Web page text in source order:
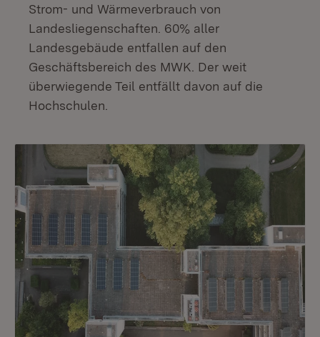
Strom- und Wärmeverbrauch von
Landesliegenschaften. 60% aller
Landesgebäude entfallen auf den
Geschäftsbereich des MWK. Der weit
überwiegende Teil entfällt davon auf die
Hochschulen.